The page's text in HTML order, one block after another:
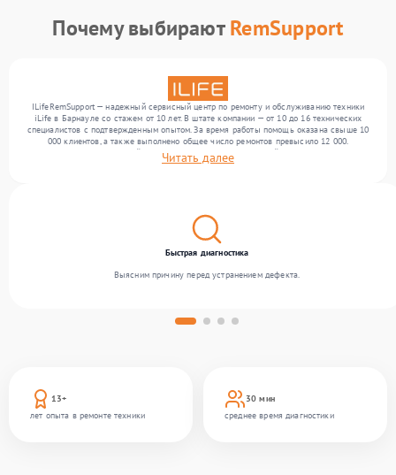
Почему выбираютRemSupport
ILifeRemSupport — надежный сервисный центр по ремонту и обслуживанию техники
iLife в Барнауле со стажем от 10 лет. В штате компании — от 10 до 16 технических
специалистов с подтвержденным опытом. За время работы помощь оказана свыше 10
000 клиентов, а также выполнено общее число ремонтов превысило 12 000.
Ежемесячно в сервисный центр поступает более 300 устройств, включая , , . Мы
работаем с широким спектром неисправностей и обеспечиваем надежный результат
Читать далее
13+
лет опыта в ремонте техники
30 мин
среднее время диагностики
Быстрая диагностика
Выясним причину перед устранением дефекта.